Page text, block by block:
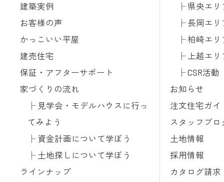
建築実例
お客様の声
かっこいい平屋
建売住宅
保証・アフターサポート
家づくりの流れ
見学会・モデルハウスに行っ
てみよう
資金計画について学ぼう
土地探しについて学ぼう
ラインナップ
県央エリ
長岡エリ
柏崎エリ
上越エリ
CSR活動
お知らせ
注文住宅ガイ
スタッフブロ
土地情報
採用情報
カタログ請求